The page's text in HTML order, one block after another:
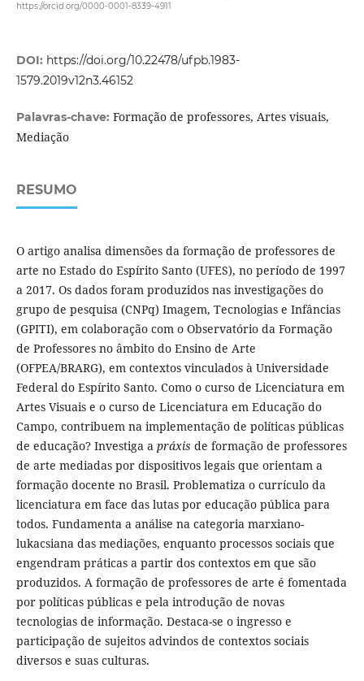
https://orcid.org/0000-0001-8339-4911
DOI: https://doi.org/10.22478/ufpb.1983-
1579.2019v12n3.46152
Palavras-chave: Formação de professores, Artes visuais,
Mediação
RESUMO
O artigo analisa dimensões da formação de professores de
arte no Estado do Espírito Santo (UFES), no período de 1997
a 2017. Os dados foram produzidos nas investigações do
grupo de pesquisa (CNPq) Imagem, Tecnologias e Infâncias
(GPITI), em colaboração com o Observatório da Formação
de Professores no âmbito do Ensino de Arte
(OFPEA/BRARG), em contextos vinculados à Universidade
Federal do Espírito Santo. Como o curso de Licenciatura em
Artes Visuais e o curso de Licenciatura em Educação do
Campo, contribuem na implementação de políticas públicas
de educação? Investiga a práxis de formação de professores
de arte mediadas por dispositivos legais que orientam a
formação docente no Brasil. Problematiza o currículo da
licenciatura em face das lutas por educação pública para
todos. Fundamenta a análise na categoria marxiano-
lukacsiana das mediações, enquanto processos sociais que
engendram práticas a partir dos contextos em que são
produzidos. A formação de professores de arte é fomentada
por políticas públicas e pela introdução de novas
tecnologias de informação. Destaca-se o ingresso e
participação de sujeitos advindos de contextos sociais
diversos e suas culturas.